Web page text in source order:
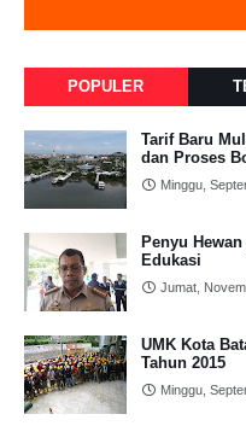
POPULER
Tarif Baru
dan Proses
Minggu,
Penyu
Edukasi
Jumat,
UMK Kota
Tahun 2015
Minggu,